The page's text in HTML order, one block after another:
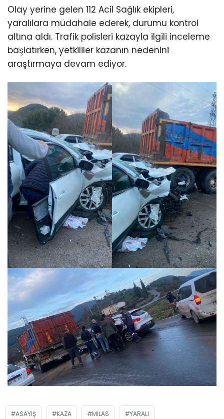
Olay yerine gelen 112 Acil Sağlık ekipleri,
yaralılara müdahale ederek, durumu kontrol
altına aldı. Trafik polisleri kazayla ilgili inceleme
başlatırken, yetkililer kazanın nedenini
araştırmaya devam ediyor.
ASAYIŞ KAZA MILAS YARALI